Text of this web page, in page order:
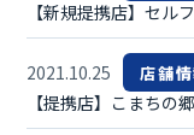
【新規提携店】セル
2021.10.25 店舗
【提携店】こまち